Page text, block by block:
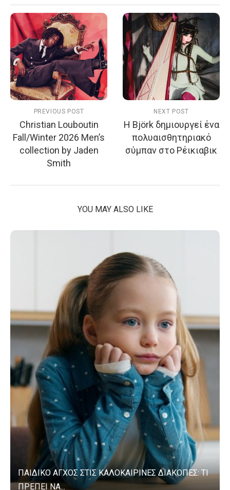
PREVIOUS POST
Christian Louboutin
Fall/Winter 2026 Men’s
collection by Jaden
Smith
NEXT POST
Η Björk δημιουργεί ένα
πολυαισθητηριακό
σύμπαν στο Ρέικιαβικ
YOU MAY ALSO LIKE
ΠΑΙΔΙΚΟ ΑΓΧΟΣ ΣΤΙΣ ΚΑΛΟΚΑΙΡΙΝΕΣ ΔΙΑΚΟΠΕΣ: ΤΙ
ΠΡΕΠΕΙ ΝΑ...